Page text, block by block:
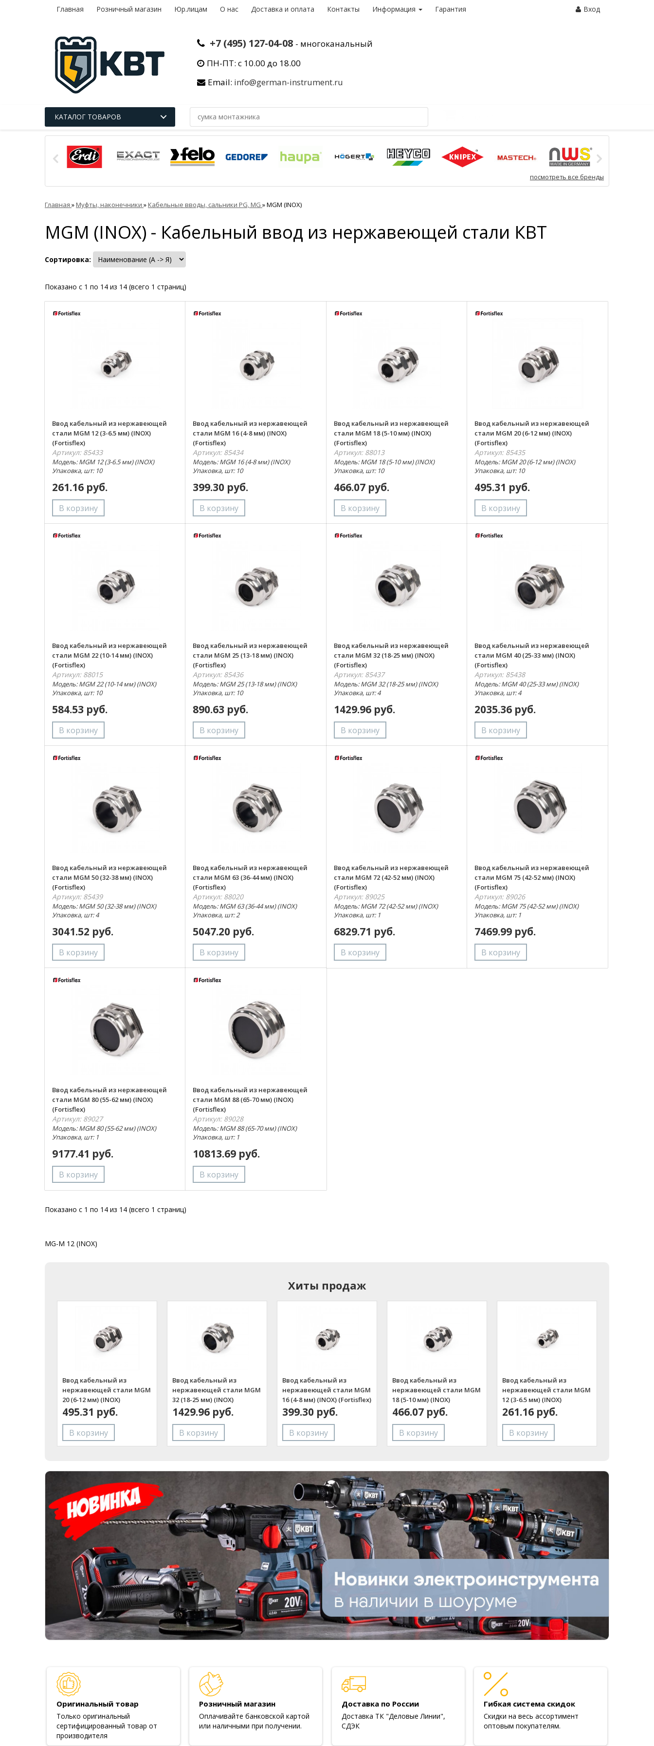
Главная Розничный магазин Юр.лицам О нас Доставка и оплата Контакты Информация Гарантия Вход
+7 (495) 127-04-08 - многоканальный
ПН-ПТ: с 10.00 до 18.00
Email: info@german-instrument.ru
КАТАЛОГ ТОВАРОВ
посмотреть все бренды
Главная »Муфты, наконечники »Кабельные вводы, сальники PG, MG »MGM (INOX)
MGM (INOX) - Кабельный ввод из нержавеющей стали КВТ
Сортировка:
Показано с 1 по 14 из 14 (всего 1 страниц)
Ввод кабельный из нержавеющей
стали MGM 12 (3-6.5 мм) (INOX)
(Fortisflex)
Артикул: 85433
Модель: MGM 12 (3-6.5 мм) (INOX)
Упаковка, шт: 10
261.16 руб.
Ввод кабельный из нержавеющей
стали MGM 16 (4-8 мм) (INOX)
(Fortisflex)
Артикул: 85434
Модель: MGM 16 (4-8 мм) (INOX)
Упаковка, шт: 10
399.30 руб.
Ввод кабельный из нержавеющей
стали MGM 18 (5-10 мм) (INOX)
(Fortisflex)
Артикул: 88013
Модель: MGM 18 (5-10 мм) (INOX)
Упаковка, шт: 10
466.07 руб.
Ввод кабельный из нержавеющей
стали MGM 20 (6-12 мм) (INOX)
(Fortisflex)
Артикул: 85435
Модель: MGM 20 (6-12 мм) (INOX)
Упаковка, шт: 10
495.31 руб.
Ввод кабельный из нержавеющей
стали MGM 22 (10-14 мм) (INOX)
(Fortisflex)
Артикул: 88015
Модель: MGM 22 (10-14 мм) (INOX)
Упаковка, шт: 10
584.53 руб.
Ввод кабельный из нержавеющей
стали MGM 25 (13-18 мм) (INOX)
(Fortisflex)
Артикул: 85436
Модель: MGM 25 (13-18 мм) (INOX)
Упаковка, шт: 10
890.63 руб.
Ввод кабельный из нержавеющей
стали MGM 32 (18-25 мм) (INOX)
(Fortisflex)
Артикул: 85437
Модель: MGM 32 (18-25 мм) (INOX)
Упаковка, шт: 4
1429.96 руб.
Ввод кабельный из нержавеющей
стали MGM 40 (25-33 мм) (INOX)
(Fortisflex)
Артикул: 85438
Модель: MGM 40 (25-33 мм) (INOX)
Упаковка, шт: 4
2035.36 руб.
Ввод кабельный из нержавеющей
стали MGM 50 (32-38 мм) (INOX)
(Fortisflex)
Артикул: 85439
Модель: MGM 50 (32-38 мм) (INOX)
Упаковка, шт: 4
3041.52 руб.
Ввод кабельный из нержавеющей
стали MGM 63 (36-44 мм) (INOX)
(Fortisflex)
Артикул: 88020
Модель: MGM 63 (36-44 мм) (INOX)
Упаковка, шт: 2
5047.20 руб.
Ввод кабельный из нержавеющей
стали MGM 72 (42-52 мм) (INOX)
(Fortisflex)
Артикул: 89025
Модель: MGM 72 (42-52 мм) (INOX)
Упаковка, шт: 1
6829.71 руб.
Ввод кабельный из нержавеющей
стали MGM 75 (42-52 мм) (INOX)
(Fortisflex)
Артикул: 89026
Модель: MGM 75 (42-52 мм) (INOX)
Упаковка, шт: 1
7469.99 руб.
Ввод кабельный из нержавеющей
стали MGM 80 (55-62 мм) (INOX)
(Fortisflex)
Артикул: 89027
Модель: MGM 80 (55-62 мм) (INOX)
Упаковка, шт: 1
9177.41 руб.
Ввод кабельный из нержавеющей
стали MGM 88 (65-70 мм) (INOX)
(Fortisflex)
Артикул: 89028
Модель: MGM 88 (65-70 мм) (INOX)
Упаковка, шт: 1
10813.69 руб.
Показано с 1 по 14 из 14 (всего 1 страниц)
MG-M 12 (INOX)
Хиты продаж
Ввод кабельный из
нержавеющей стали MGM
20 (6-12 мм) (INOX)
(Fortisflex)
495.31 руб.
Ввод кабельный из
нержавеющей стали MGM
32 (18-25 мм) (INOX)
(Fortisflex)
1429.96 руб.
Ввод кабельный из
нержавеющей стали MGM
16 (4-8 мм) (INOX) (Fortisflex)
399.30 руб.
Ввод кабельный из
нержавеющей стали MGM
18 (5-10 мм) (INOX)
(Fortisflex)
466.07 руб.
Ввод кабельный из
нержавеющей стали MGM
12 (3-6.5 мм) (INOX)
(Fortisflex)
261.16 руб.
Оригинальный товар
Только оригинальный
сертифицированный товар от
производителя
Розничный магазин
Оплачивайте банковской картой
или наличными при получении.
Доставка по России
Доставка ТК "Деловые Линии",
СДЭК
Гибкая система скидок
Скидки на весь ассортимент
оптовым покупателям.